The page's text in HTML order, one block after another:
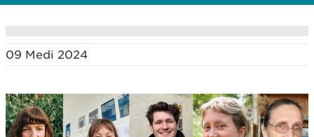
09 Medi 2024